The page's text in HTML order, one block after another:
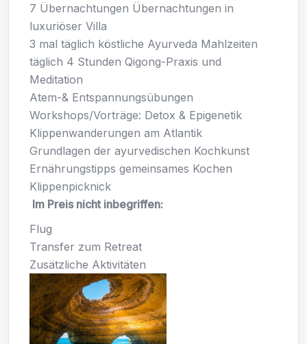
7 Übernachtungen Übernachtungen in
luxuriöser Villa
3 mal täglich köstliche Ayurveda Mahlzeiten
täglich 4 Stunden Qigong-Praxis und
Meditation
Atem-& Entspannungsübungen
Workshops/Vorträge: Detox & Epigenetik
Klippenwanderungen am Atlantik
Grundlagen der ayurvedischen Kochkunst
Ernährungstipps gemeinsames Kochen
Klippenpicknick
Im Preis nicht inbegriffen:
Flug
Transfer zum Retreat
Zusätzliche Aktivitäten